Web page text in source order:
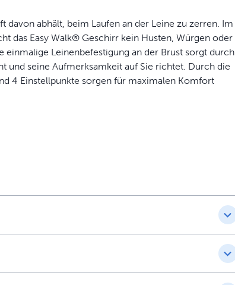
davon abhält, beim Laufen an der Leine zu zerren. Im
das Easy Walk® Geschirr kein Husten, Würgen oder
einmalige Leinenbefestigung an der Brust sorgt durch
und seine Aufmerksamkeit auf Sie richtet. Durch die
4 Einstellpunkte sorgen für maximalen Komfort